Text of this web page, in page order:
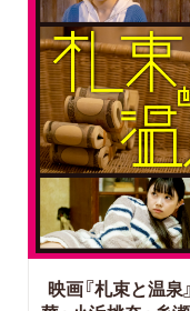
映画『札束と温泉